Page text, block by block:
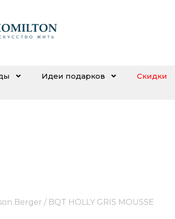
Идеи подарков Скидки
Berger / BQT HOLLY GRIS MOUSSE